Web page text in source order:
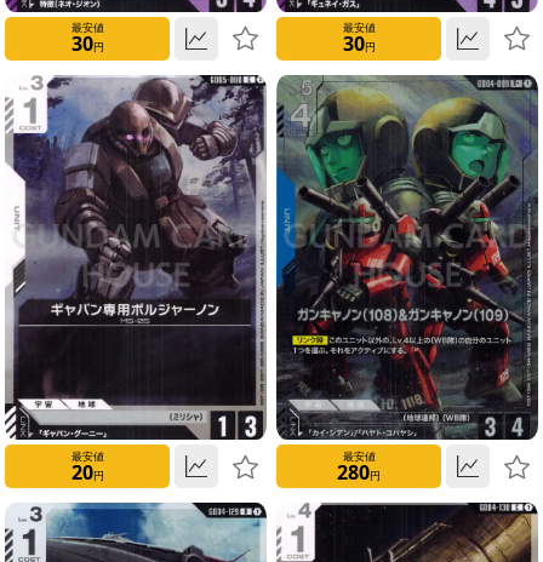
リ
ー
ド
検
Pack/Starter/Event
Color
Blue
最安値
30円
最安値
30円
最安値
20円
最安値
280円